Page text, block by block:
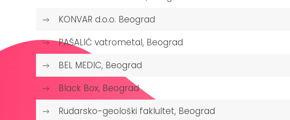
KONVAR d.o.o. Beograd
PAŠALIĆ vatrometal, Beograd
BEL MEDIC, Beograd
Black Box, Beograd
Rudarsko-geološki faklultet, Beograd